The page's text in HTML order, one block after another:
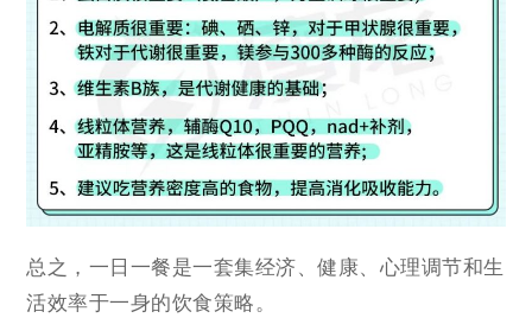
总之，一日一餐是一套集经济、健康、心理调节和生
活效率于一身的饮食策略。